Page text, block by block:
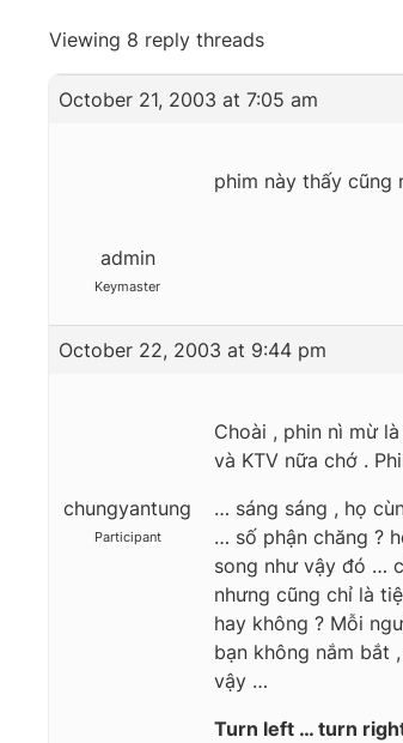
Viewing 8 reply threads
October 21, 2003 at 7:05 am
admin
Keymaster
phim này thấy
October 22, 2003 at 9:44 pm
chungyantung
Participant
Choài , phin nì mừ
và KTV nữa chớ .
… sáng sáng , họ
… số phận chăng ?
song như vậy đó …
nhưng cũng chỉ là
hay không ? Mỗi
bạn không nắm bắt
vậy …
Turn left … turn